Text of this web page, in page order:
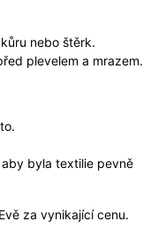
nebo štěrk.
plevelem a mrazem.
byla textilie pevně
za vynikající cenu.